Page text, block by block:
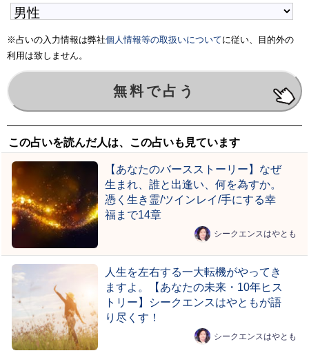
※占いの入力情報は弊社個人情報等の取扱いについてに従い、目的外の
利用は致しません。
この占いを読んだ人は、この占いも見ています
【あなたのバースストーリー】なぜ
生まれ、誰と出逢い、何を為すか。
憑く生き霊/ツインレイ/手にする幸
福まで14章
シークエンスはやとも
人生を左右する一大転機がやってき
ますよ。【あなたの未来・10年ヒス
トリー】シークエンスはやともが語
り尽くす！
シークエンスはやとも